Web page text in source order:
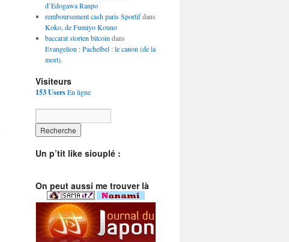
d’Edogawa Ranpo
remboursement cash paris Sportifdans
Koko, de Fumiyo Kouno
baccarat storten bitcoin dans
Evangelion : Pachelbel : le canon (de la
mort).
Visiteurs
153 UsersEn ligne
Un p’tit like siouplé :
On peut aussi me trouver là